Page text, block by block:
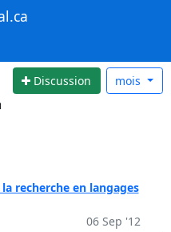
Discussion mois
recherche en langages
06 Sep '12